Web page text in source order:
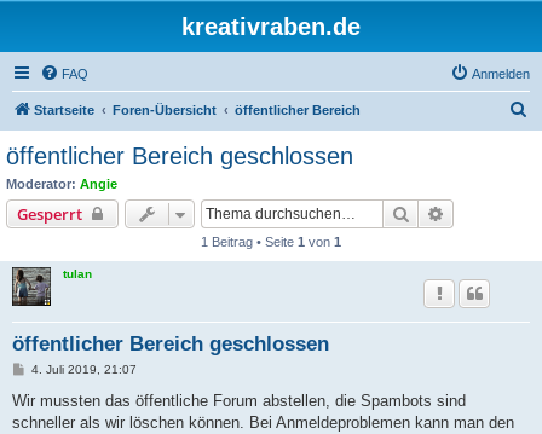
kreativraben.de
FAQ Anmelden
Startseite Foren-Übersicht öffentlicher Bereich
öffentlicher Bereich geschlossen
Moderator: Angie
Gesperrt Suche
1 Beitrag • Seite 1 von 1
tulan
öffentlicher Bereich geschlossen
B
i
r
4. Juli 2019, 21:07
Wir mussten das öffentliche Forum abstellen, die Spambots sind
schneller als wir löschen können. Bei Anmeldeproblemen kann man den